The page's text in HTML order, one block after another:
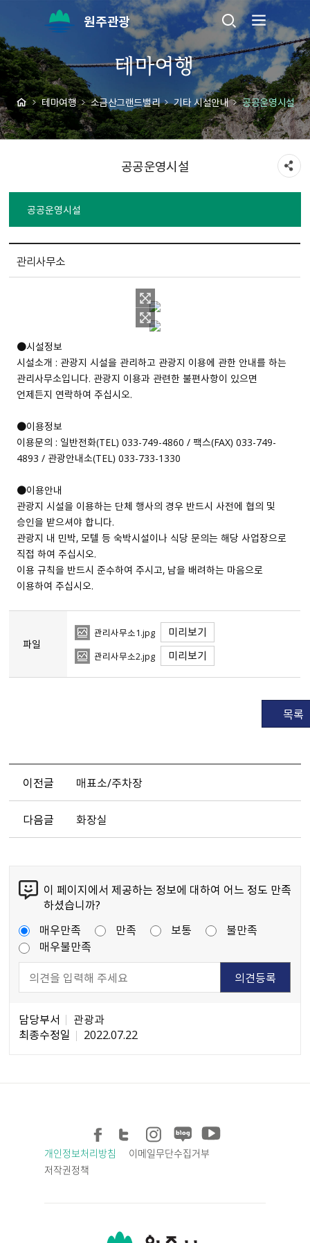
원주관광
테마여행
테마여행 소금산그랜드밸리 기타 시설안내 공공운영시설
공공운영시설
공공운영시설
관리사무소
●시설정보
시설소개 : 관광지 시설을 관리하고 관광지 이용에 관한 안내를 하는
관리사무소입니다. 관광지 이용과 관련한 불편사항이 있으면
언제든지 연락하여 주십시오.
●이용정보
이용문의 : 일반전화（TEL） 033-749-4860 / 팩스（FAX） 033-749-
4893 / 관광안내소（TEL） 033-733-1330
●이용안내
관광지 시설을 이용하는 단체 행사의 경우 반드시 사전에 협의 및
승인을 받으셔야 합니다.
관광지 내 민박, 모텔 등 숙박시설이나 식당 문의는 해당 사업장으로
직접 하여 주십시오.
이용 규칙을 반드시 준수하여 주시고, 남을 배려하는 마음으로
이용하여 주십시오.
파일
관리사무소1.jpg 미리보기
관리사무소2.jpg 미리보기
목록
이전글 매표소/주차장
다음글 화장실
이 페이지에서 제공하는 정보에 대하여 어느 정도 만족
하셨습니까?
매우만족
만족 보통
불만족
매우불만족
담당부서
관광과
최종수정일
2022.07.22
개인정보처리방침
이메일무단수집거부
저작권정책